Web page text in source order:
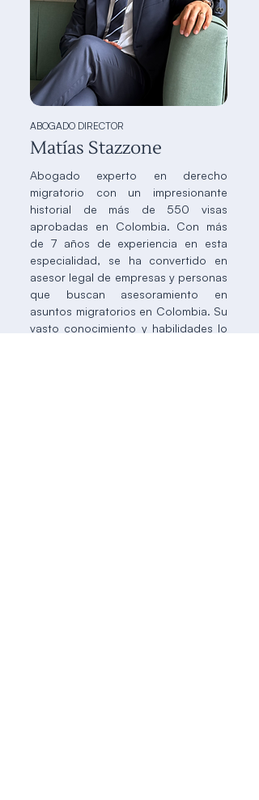
ABOGADO DIRECTOR
Matías Stazzone
Abogado experto en derecho
migratorio con un impresionante
historial de más de 550 visas
aprobadas en Colombia. Con más
de 7 años de experiencia en esta
especialidad, se ha convertido en
asesor legal de empresas y personas
que buscan asesoramiento en
asuntos migratorios en Colombia. Su
vasto conocimiento y habilidades lo